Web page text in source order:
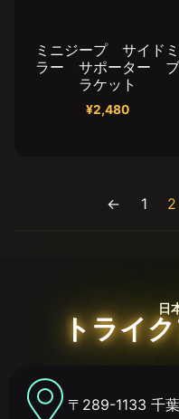
ミニジープ サイドミ
ラー サポーター ブ
ラケット
¥2,480
← 1 2
日
トライ
〒289-1133 千